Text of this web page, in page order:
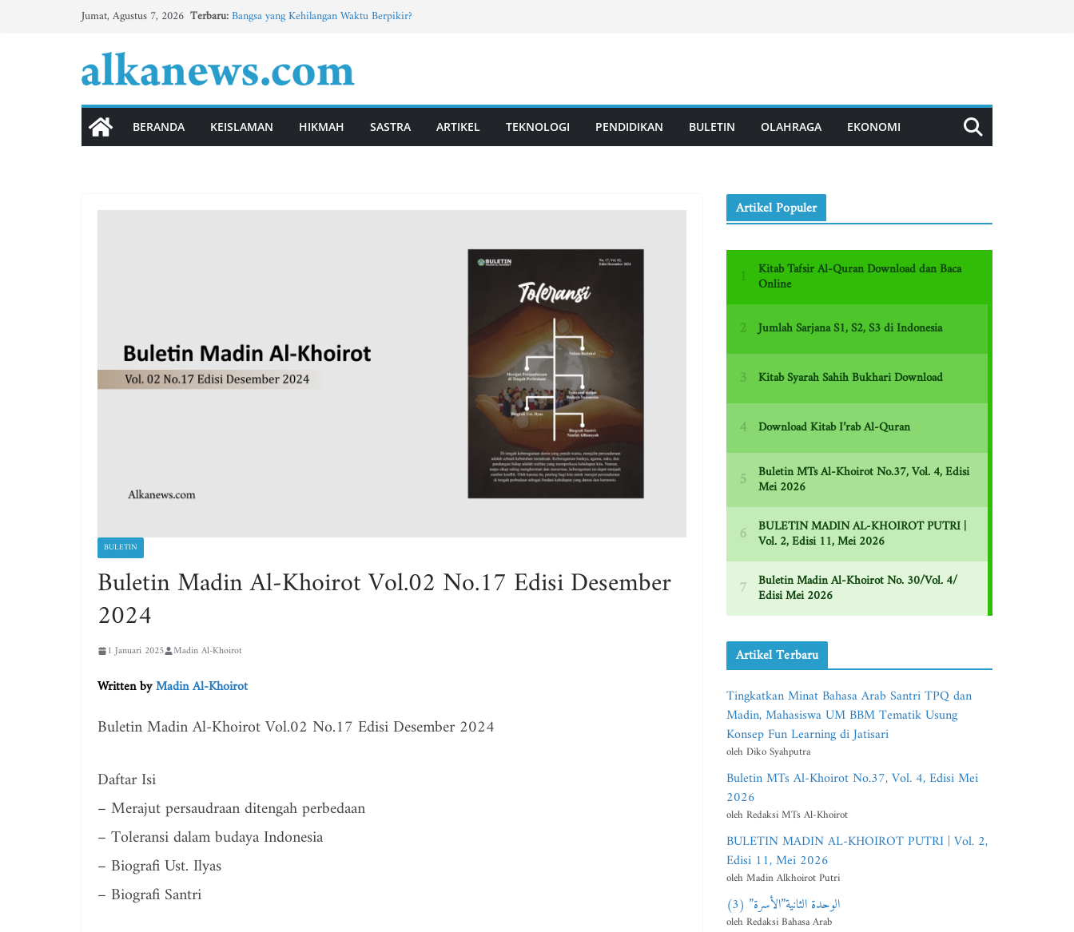
Jumat, Agustus 7, 2026 Terbaru:Bangsa yang Kehilangan Waktu Berpikir?
Buletin MTs Al-Khoirot No.37, Vol. 4, Edisi Mei 2026
BULETIN MADIN AL-KHOIROT PUTRI | Vol. 2, Edisi 11, Mei 2026
BERANDA KEISLAMAN HIKMAH SASTRA ARTIKEL TEKNOLOGI PENDIDIKAN BULETIN OLAHRAGA EKONOMI
BULETIN
Buletin Madin Al-Khoirot Vol.02 No.17 Edisi Desember
2024
1 Januari 2025 Madin Al-Khoirot
Written byMadin Al-Khoirot
Buletin Madin Al-Khoirot Vol.02 No.17 Edisi Desember 2024
Daftar Isi
– Merajut persaudraan ditengah perbedaan
– Toleransi dalam budaya Indonesia
– Biografi Ust. Ilyas
– Biografi Santri
Artikel Populer
Artikel Terbaru
Tingkatkan Minat Bahasa Arab Santri TPQ dan
Madin, Mahasiswa UM BBM Tematik Usung
Konsep Fun Learning di Jatisari
oleh Diko Syahputra
Buletin MTs Al-Khoirot No.37, Vol. 4, Edisi Mei
2026
oleh Redaksi MTs Al-Khoirot
BULETIN MADIN AL-KHOIROT PUTRI | Vol. 2,
Edisi 11, Mei 2026
oleh Madin Alkhoirot Putri
الوحدة الثانية”الأسرة” (3)
oleh Redaksi Bahasa Arab